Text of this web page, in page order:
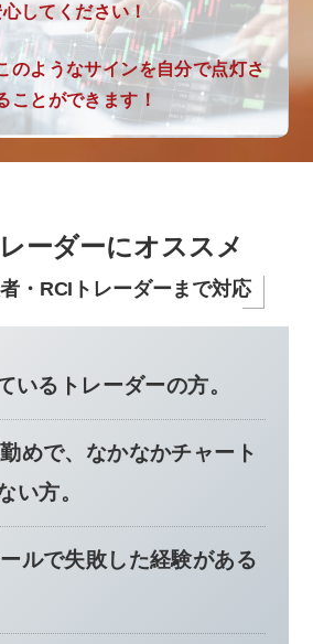
してください！
のようなサインを自分で点灯さ
ことができます！
ーダーにオススメ
・RCIトレーダーまで対応
いるトレーダーの方。
めで、なかなかチャート
い方。
ルで失敗した経験がある